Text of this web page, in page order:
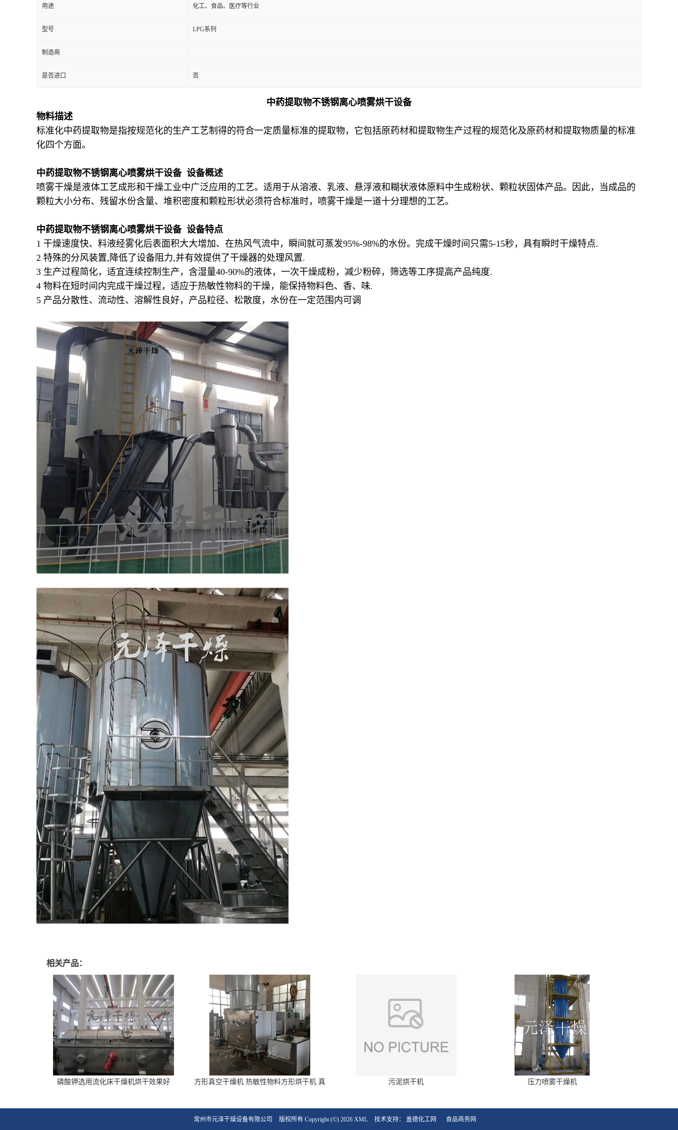
用途 化工、食品、医疗等行业
型号 LPG系列
制造商
是否进口 否
中药提取物不锈钢离心喷雾烘干设备
物料描述
标准化中药提取物是指按规范化的生产工艺制得的符合一定质量标准的提取物，它包括原药材和提取物生产过程的规范化及原药材和提取物质量的标准
化四个方面。
中药提取物不锈钢离心喷雾烘干设备 设备概述
喷雾干燥是液体工艺成形和干燥工业中广泛应用的工艺。适用于从溶液、乳液、悬浮液和糊状液体原料中生成粉状、颗粒状固体产品。因此，当成品的
颗粒大小分布、残留水份含量、堆积密度和颗粒形状必须符合标准时，喷雾干燥是一道十分理想的工艺。
中药提取物不锈钢离心喷雾烘干设备 设备特点
1 干燥速度快、料液经雾化后表面积大大增加、在热风气流中，瞬间就可蒸发95%-98%的水份。完成干燥时间只需5-15秒，具有瞬时干燥特点.
2 特殊的分风装置,降低了设备阻力,并有效提供了干燥器的处理风置.
3 生产过程简化，适宜连续控制生产，含湿量40-90%的液体，一次干燥成粉，减少粉碎，筛选等工序提高产品纯度.
4 物料在短时间内完成干燥过程，适应于热敏性物料的干燥，能保持物料色、香、味.
5 产品分散性、流动性、溶解性良好，产品粒径、松散度，水份在一定范围内可调
相关产品：
磷酸钾选用流化床干燥机烘干效果好
方形真空干燥机 热敏性物料方形烘干机 真
污泥烘干机 压力喷雾干燥机
常州市元泽干燥设备有限公司 版权所有 Copyright (©) 2026 XML 技术支持： 盖德化工网 食品商务网